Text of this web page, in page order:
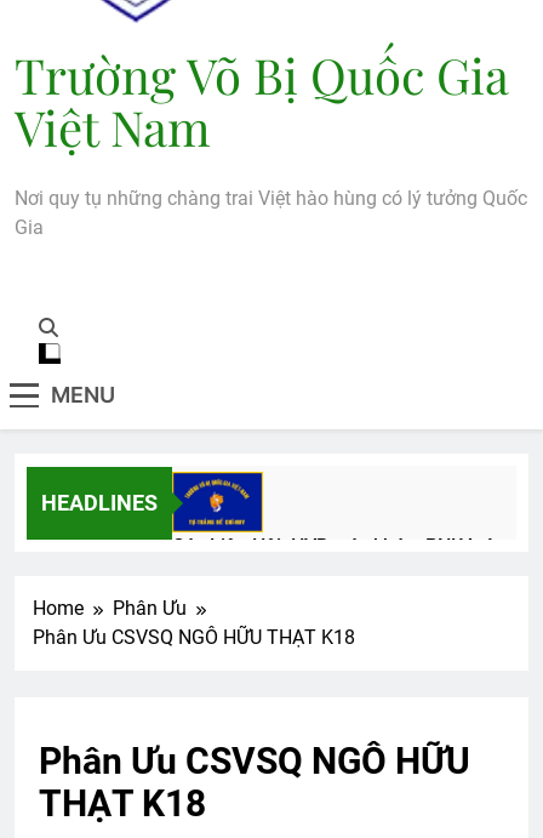
Trường Võ Bị Quốc Gia
Việt Nam
Nơi quy tụ những chàng trai Việt hào hùng có lý tưởng Quốc
Gia
MENU
HEADLINES
Các Liên Hội, HVB, các khóa, PNLV và
8 Months Ago
KHI ĐỜI THÊM TUỔI (Không rõ tác giả)
Home
Phân Ưu
Phân Ưu CSVSQ NGÔ HỮU THẠT K18
Phân Ưu CSVSQ NGÔ HỮU
THẠT K18